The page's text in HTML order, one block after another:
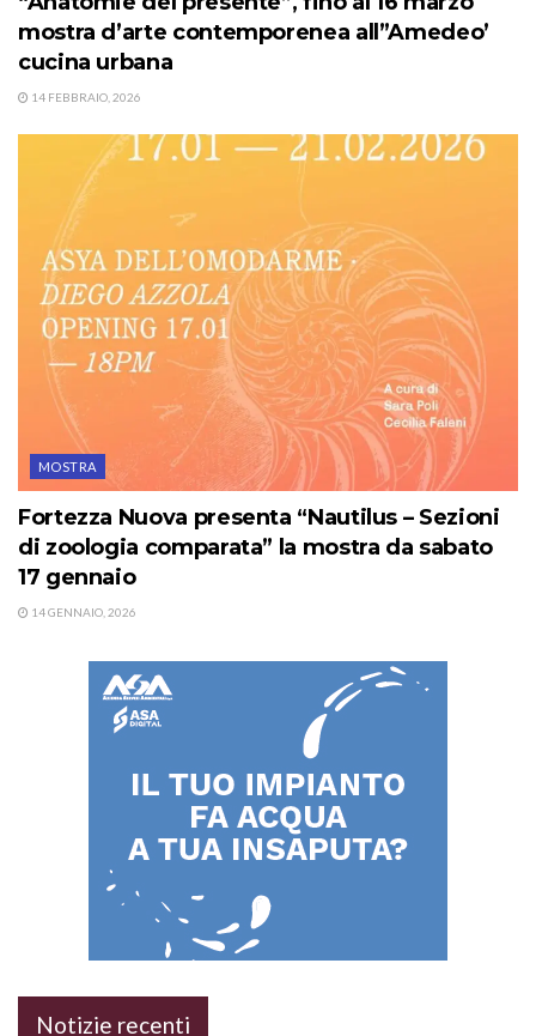
mostra d’arte contemporenea all”Amedeo’
cucina urbana
14 FEBBRAIO, 2026
MOSTRA
Fortezza Nuova presenta “Nautilus – Sezioni
di zoologia comparata” la mostra da sabato
17 gennaio
14 GENNAIO, 2026
Notizie recenti